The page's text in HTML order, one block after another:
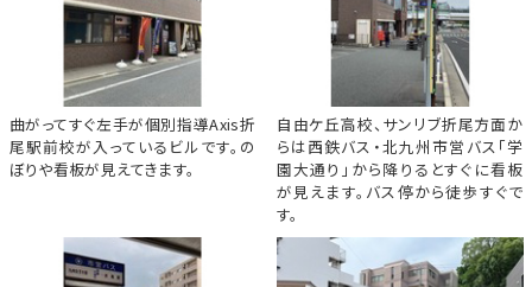
曲がってすぐ左手が個別指導Axis折
尾駅前校が入っているビルです。の
ぼりや看板が見えてきます。
自由ケ丘高校、サンリブ折尾方面か
らは西鉄バス・北九州市営バス「学
園大通り」から降りるとすぐに看板
が見えます。バス停から徒歩すぐで
す。